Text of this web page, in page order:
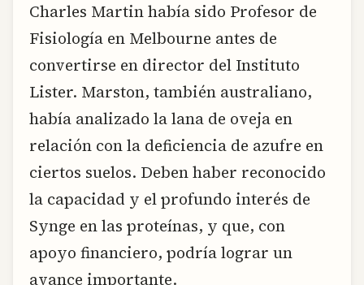
Charles Martin había sido Profesor de
Fisiología en Melbourne antes de
convertirse en director del Instituto
Lister. Marston, también australiano,
había analizado la lana de oveja en
relación con la deficiencia de azufre en
ciertos suelos. Deben haber reconocido
la capacidad y el profundo interés de
Synge en las proteínas, y que, con
apoyo financiero, podría lograr un
avance importante.